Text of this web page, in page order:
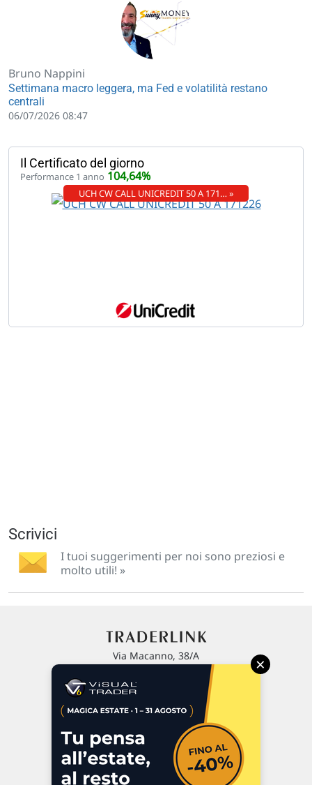
Bruno Nappini
Settimana macro leggera, ma Fed e volatilità restano
centrali
06/07/2026 08:47
Il Certificato del giorno
Performance 1 anno 104,64%
UCH CW CALL UNICREDIT 50 A 171… »
Scrivici
I tuoi suggerimenti per noi sono preziosi e
molto utili! »
Via Macanno, 38/A
P.IVA 02 452 460 401
Commenti e segnalazioni
Contattaci
×